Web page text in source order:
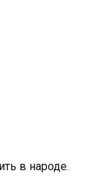
в народе.